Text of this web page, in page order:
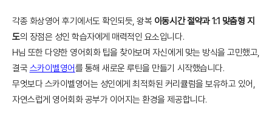
각종 화상영어 후기에서도 확인되듯, 왕복 이동시간 절약과 1:1 맞춤형 지
도의 장점은 성인 학습자에게 매력적인 요소입니다.
H님 또한 다양한 영어회화 팁을 찾아보며 자신에게 맞는 방식을 고민했고,
결국 스카이벨영어를 통해 새로운 루틴을 만들기 시작했습니다.
무엇보다 스카이벨영어는 성인에게 최적화된 커리큘럼을 보유하고 있어,
자연스럽게 영어회화 공부가 이어지는 환경을 제공합니다.